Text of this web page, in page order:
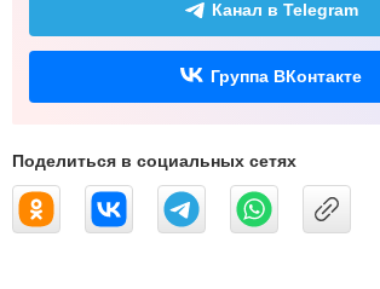
Канал в Telegram
Группа ВКонтакте
Поделиться в социальных сетях